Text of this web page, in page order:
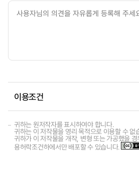
이용조건
귀하는 원저작자를 표시하여야 합니다.
귀하는 이 저작물을 영리 목적으로 이용할 수 없
귀하가 이 저작물을 개작, 변형 또는 가공했을
용허락조건하에서만 배포할 수 있습니다.